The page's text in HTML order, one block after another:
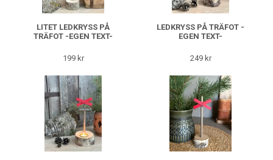
LITET LEDKRYSS PÅ
TRÄFOT -EGEN TEXT-
199 kr
LEDKRYSS PÅ TRÄFOT -
EGEN TEXT-
249 kr